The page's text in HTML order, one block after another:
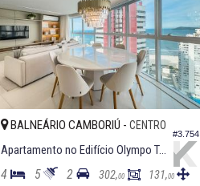
#3.754
BALNEÁRIO CAMBORIÚ - CENTRO
Apartamento no Edifício Olympo Tower
4 5 2 302,00 131,00